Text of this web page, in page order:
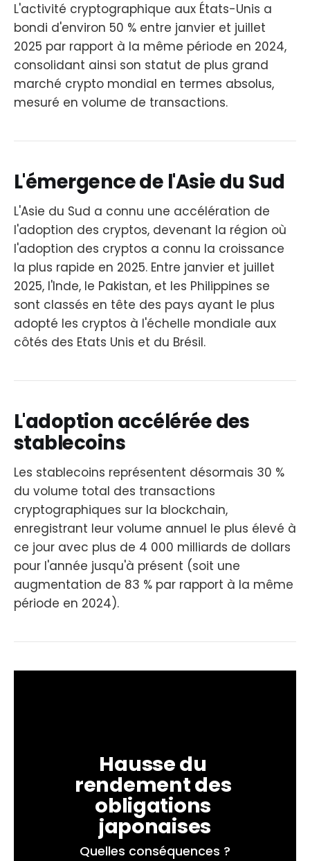
L'activité cryptographique aux États-Unis a
bondi d'environ 50 % entre janvier et juillet
2025 par rapport à la même période en 2024,
consolidant ainsi son statut de plus grand
marché crypto mondial en termes absolus,
mesuré en volume de transactions.
L'émergence de l'Asie du Sud
L'Asie du Sud a connu une accélération de
l'adoption des cryptos, devenant la région où
l'adoption des cryptos a connu la croissance
la plus rapide en 2025. Entre janvier et juillet
2025, l'Inde, le Pakistan, et les Philippines se
sont classés en tête des pays ayant le plus
adopté les cryptos à l'échelle mondiale aux
côtés des Etats Unis et du Brésil.
L'adoption accélérée des
stablecoins
Les stablecoins représentent désormais 30 %
du volume total des transactions
cryptographiques sur la blockchain,
enregistrant leur volume annuel le plus élevé à
ce jour avec plus de 4 000 milliards de dollars
pour l'année jusqu'à présent (soit une
augmentation de 83 % par rapport à la même
période en 2024).
Hausse du
rendement des
obligations
japonaises
Quelles conséquences ?